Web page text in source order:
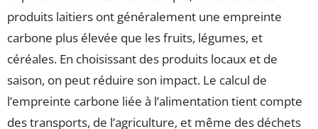
produits laitiers ont généralement une empreinte
carbone plus élevée que les fruits, légumes, et
céréales. En choisissant des produits locaux et de
saison, on peut réduire son impact. Le calcul de
l’empreinte carbone liée à l’alimentation tient compte
des transports, de l’agriculture, et même des déchets